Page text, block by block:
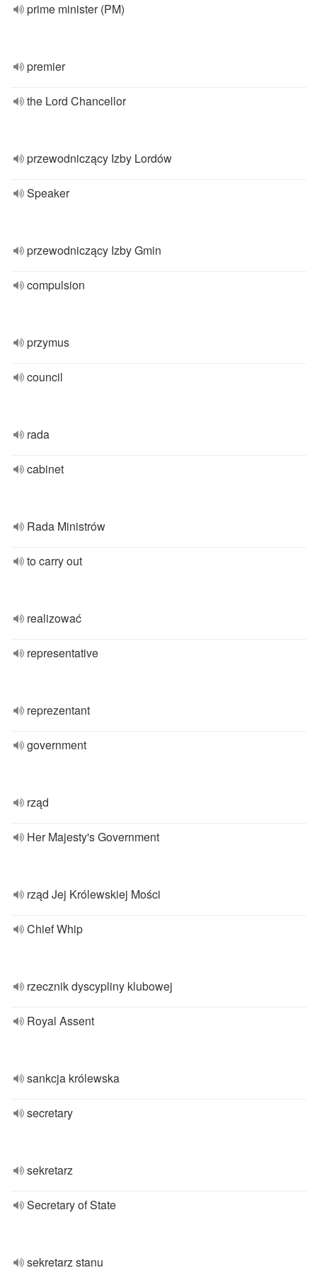
prime minister (PM)
premier
the Lord Chancellor
przewodniczący Izby Lordów
Speaker
przewodniczący Izby Gmin
compulsion
przymus
council
rada
cabinet
Rada Ministrów
to carry out
realizować
representative
reprezentant
government
rząd
Her Majesty's Government
rząd Jej Królewskiej Mości
Chief Whip
rzecznik dyscypliny klubowej
Royal Assent
sankcja królewska
secretary
sekretarz
Secretary of State
sekretarz stanu